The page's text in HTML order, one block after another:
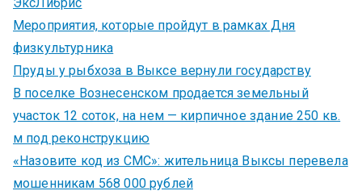
Мероприятия, которые пройдут в рамках Дня
физкультурника
Пруды у рыбхоза в Выксе вернули государству
В поселке Вознесенском продается земельный
участок 12 соток, на нем — кирпичное здание 250 кв.
м под реконструкцию
«Назовите код из СМС»: жительница Выксы перевела
мошенникам 568 000 рублей